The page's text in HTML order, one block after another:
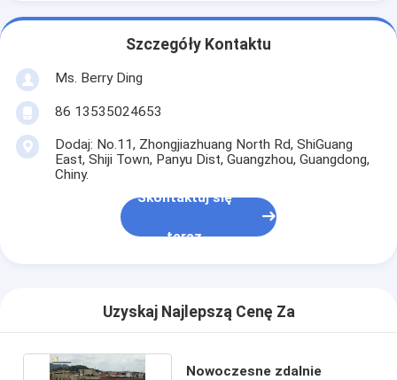
Szczegóły Kontaktu
Ms. Berry Ding
86 13535024653
Dodaj: No.11, Zhongjiazhuang North Rd, ShiGuang
East, Shiji Town, Panyu Dist, Guangzhou, Guangdong,
Chiny.
Skontaktuj się
teraz
Uzyskaj Najlepszą Cenę Za
Nowoczesne zdalnie